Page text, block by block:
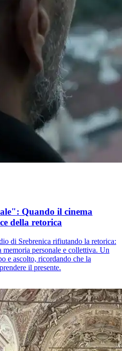
Quando il cinema
della retorica
di Srebrenica rifiutando la retorica:
personale e collettiva. Un
e ascolto, ricordando che la
il presente.